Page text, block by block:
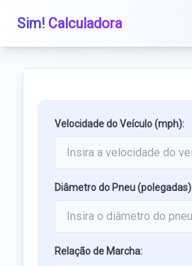
Sim! Calculadora
Velocidade do Veículo (mph):
Diâmetro do Pneu
Relação de Marcha: